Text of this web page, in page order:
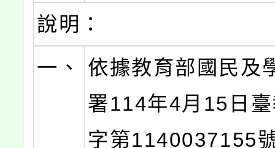
說明：
一、
依據教育部國民及
署114年4月15日
字第1140037155